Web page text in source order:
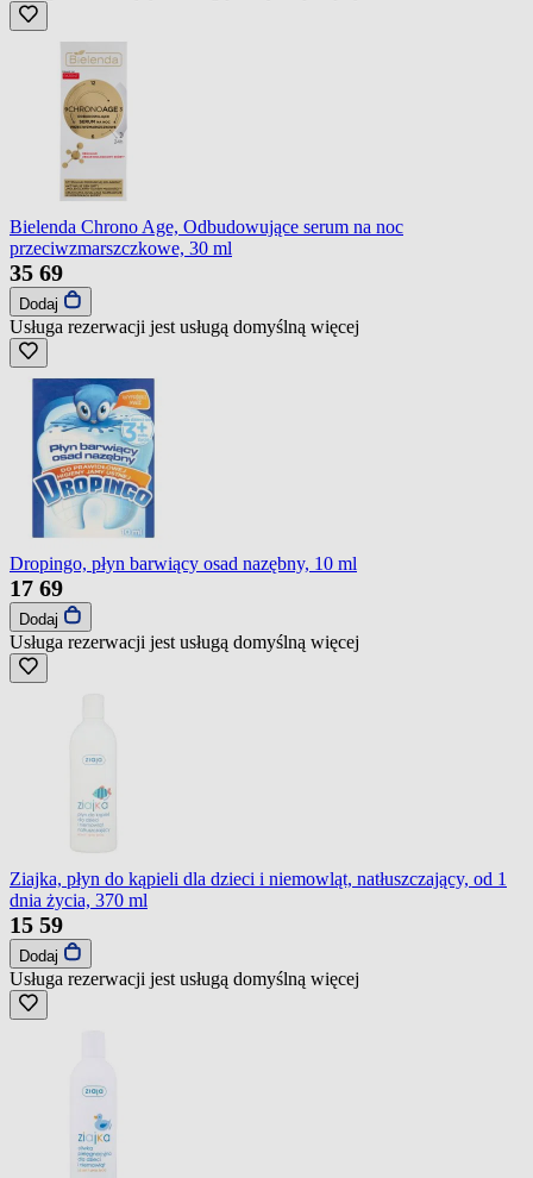
Bielenda Chrono Age, Odbudowujące serum na noc
przeciwzmarszczkowe, 30 ml
35 69
Dodaj
Usługa rezerwacji jest usługą domyślną więcej
Dropingo, płyn barwiący osad nazębny, 10 ml
17 69
Dodaj
Usługa rezerwacji jest usługą domyślną więcej
Ziajka, płyn do kąpieli dla dzieci i niemowląt, natłuszczający, od 1
dnia życia, 370 ml
15 59
Dodaj
Usługa rezerwacji jest usługą domyślną więcej